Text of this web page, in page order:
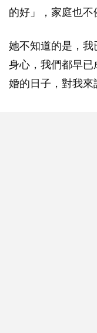
的好」，家庭也不
她不知道的是，
身心，我們都早
婚的日子，對我來